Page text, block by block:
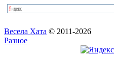
Весела Хата © 2011-2026
Разное